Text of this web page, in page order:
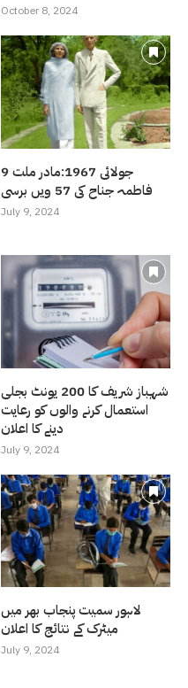
October 8, 2024
9 جولائی 1967:مادر ملت
فاطمہ جناح کی 57 ویں برسی
July 9, 2024
شہباز شریف کا 200 یونٹ بجلی
استعمال کرنے والوں کو رعایت
دینے کا اعلان
July 9, 2024
لاہور سمیت پنجاب بھر میں
میٹرک کے نتائج کا اعلان
July 9, 2024